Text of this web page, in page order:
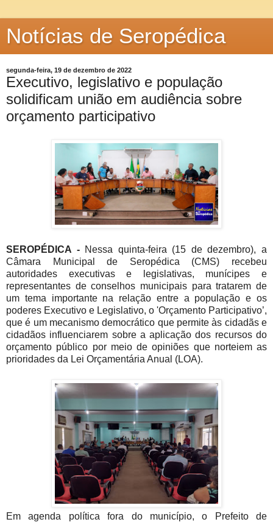
Notícias de Seropédica
segunda-feira, 19 de dezembro de 2022
Executivo, legislativo e população
solidificam união em audiência sobre
orçamento participativo
SEROPÉDICA -Nessa quinta-feira (15 de dezembro), a
Câmara Municipal de Seropédica (CMS) recebeu
autoridades executivas e legislativas, munícipes e
representantes de conselhos municipais para tratarem de
um tema importante na relação entre a população e os
poderes Executivo e Legislativo, o 'Orçamento Participativo’,
que é um mecanismo democrático que permite às cidadãs e
cidadãos influenciarem sobre a aplicação dos recursos do
orçamento público por meio de opiniões que norteiem as
prioridades da Lei Orçamentária Anual (LOA).
Em agenda política fora do município, o Prefeito de